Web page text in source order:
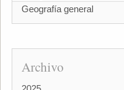
Geografía general
Archivo